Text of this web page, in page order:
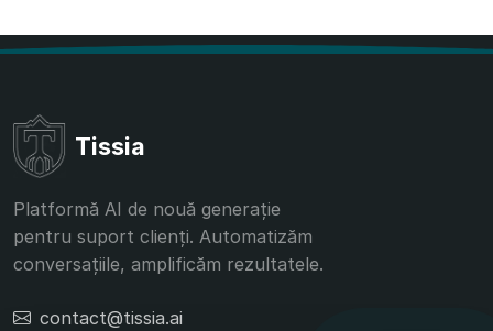
Tissia
Platformă AI de nouă generație
pentru suport clienți. Automatizăm
conversațiile, amplificăm rezultatele.
contact@tissia.ai